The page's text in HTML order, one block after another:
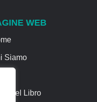
WEB
Siamo
del Libro